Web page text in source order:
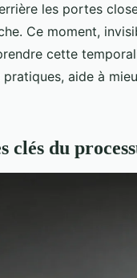
les portes
Ce moment,
cette
aide à
clés du